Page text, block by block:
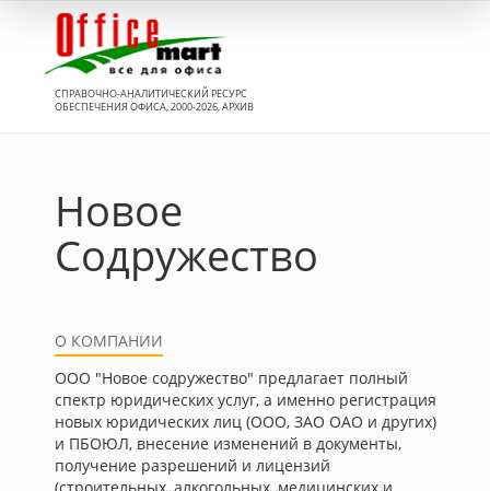
СПРАВОЧНО-АНАЛИТИЧЕСКИЙ РЕСУРС
ОБЕСПЕЧЕНИЯ ОФИСА, 2000-2026, АРХИВ
Новое
Содружество
О КОМПАНИИ
ООО "Новое содружество" предлагает полный
спектр юридических услуг, а именно регистрация
новых юридических лиц (ООО, ЗАО ОАО и других)
и ПБОЮЛ, внесение изменений в документы,
получение разрешений и лицензий